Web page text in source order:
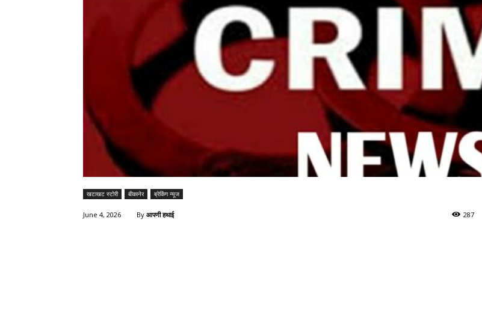
खटाखट स्टोरी बीकानेर ब्रेकिंग न्यूज
June 4, 2026 By आपणी हथाई 287